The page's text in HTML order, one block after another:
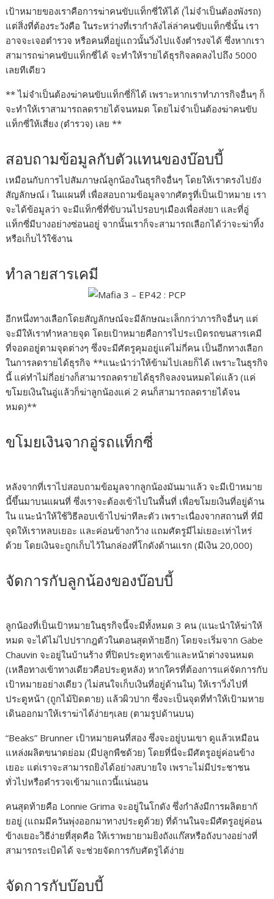
เป้าหมายของเราคือการฆ่าคนขับแท็กซี่ให้ได้ (ไม่จำเป็นต้องพังรถ)
แต่สิ่งที่ต้องระวังคือ ในระหว่างที่เรากำลังไล่ล่าคนขับแท็กซี่นั้น เรา
อาจจะเจอตำรวจ หรือคนที่อยู่แถวนั้นวิ่งไปแจ้งตำรงจได้ ซึ่งหากเรา
สามารถฆ่าคนขับแท็กซี่ได้ จะทำให้รายได้ธุรกิจลดลงไปถึง 5000
เลยทีเดียว
** ไม่จำเป็นต้องฆ่าคนขับแท็กซี่ก็ได้ เพราะหากเราทำภารกิจอื่นๆ ก็
จะทำให้เราสามารถลดรายได้จนหมด โดยไม่จำเป็นต้องฆ่าคนขับ
แท็กซี่ให้เสี่ยง (ตำรวจ) เลย **
สอบถามข้อมูลกับตัวแทนของบ๊อบบี้
เหมือนกับการไปสัมภาษณ์ลูกน้องในธุรกิจอื่นๆ โดยให้เราตรงไปยัง
สัญลักษณ์ i ในแผนที่ เพื่อสอบถามข้อมูลจากศัตรูที่เป็นเป้าหมาย เรา
จะได้ข้อมูลว่า จะมีแท็กซี่ที่ขับวนไปรอบๆเมืองเพื่อส่งยา และที่อู่
แท็กซี่มีบางอย่างซ่อนอยู่ จากนั้นเราก็จะสามารถเลือกได้ว่าจะฆ่าทิ้ง
หรือเก็บไว้ใช้งาน
ทำลายสารเคมี
อีกหนึ่งทางเลือกโดยสัญลักษณ์จะมีลักษณะเล็กกว่าภารกิจอื่นๆ แต่
จะมีให้เราทำหลายจุด โดยเป้าหมายคือการไประเบิดรถขนสารเคมี
ที่จอดอยู่ตามจุดต่างๆ ซึ่งจะมีศัตรูคุมอยู่แค่ไม่กี่คน เป็นอีกทางเลือก
ในการลดรายได้ธุรกิจ **แนะนำว่าให้ข้ามไปเลยก็ได้ เพราะในธุรกิจ
นี้ แค่ทำไม่กี่อย่างก็สามารถลดรายได้ธุรกิจลงจนหมดได่แล้ว (แค่
ขโมยเงินในอู่แล้วก็ฆ่าลูกน้องแค่ 2 คนก็สามารถลดรายได้จน
หมด)**
ขโมยเงินจากอู่รถแท็กซี่
หลังจากที่เราไปสอบถามข้อมูลจากลูกน้องมันมาแล้ว จะมีเป้าหมาย
นี้ขึ้นมาบนแผนที่ ซึ่งเราจะต้องเข้าไปในพื้นที่ เพื่อขโมยเงินที่อยู่ด้าน
ใน แนะนำให้ใช้วิธีลอบเข้าไปฆ่าทีละตัว เพราะเนื่องจากสถานที่ ที่มี
จุดให้เราหลบเยอะ และค่อนข้างกว้าง แถมศัตรูมีไม่เยอะเท่าไหร่
ด้วย โดยเงินจะถูกเก็บไว้ในกล่องที่โกดังด้านแรก (มีเงิน 20,000)
จัดการกับลูกน้องของบ๊อบบี้
ลูกน้องที่เป็นเป้าหมายในธุรกิจนี้จะมีทั้งหมด 3 คน (แนะนำให้ฆ่าให้
หมด จะได้ไม่ไปปรากฎตัวในตอนสุดท้ายอีก) โดยจะเริ่มจาก Gabe
Chauvin จะอยู่ในบ้านร้าง ที่ปิดประตูทางเข้าและหน้าต่างจนหมด
(เหลือทางเข้าทางเดียวคือประตูหลัง) หากใครที่ต้องการแค่จัดการกับ
เป้าหมายอย่างเดียว (ไม่สนใจเก็บเงินที่อยู่ด้านใน) ให้เราวิ่งไปที่
ประตูหน้า (ถูกไม้ปิดตาย) แล้วผิวปาก ซึ่งจะเป็นจุดที่ทำให้เป้ามหาย
เดินออกมาให้เราฆ่าได้ง่ายๆเลย (ตามรูปด้านบน)
“Beaks” Brunner เป้าหมายคนที่สอง ซึ่งจะอยู่บนเขา ดูแล้วเหมือน
แหล่งผลิตขนาดย่อม (มีปลูกพืชด้วย) โดยที่นี่จะมีศัตรูอยู่ค่อนข้าง
เยอะ แต่เราจะสามารถยิงได้อย่างสบายใจ เพราะไม่มีประชาชน
ทั่วไปหรือตำรวจเข้ามาแถวนี้แน่นอน
คนสุดท้ายคือ Lonnie Grima จะอยู่ในโกดัง ซึ่งกำลังมีการผลิตยากั
ยอยู่ (แถมมีควันพุ่งออกมาทางประตูด้วย) ที่ด้านในจะมีศัตรูอยู่ค่อน
ข้างเยอะวิธีง่ายที่สุดคือ ให้เราพยายามยิงถังแก๊สหรือถังบางอย่างที่
สามารถระเบิดได้ จะช่วยจัดการกับศัตรูได้ง่าย
จัดการกับบ๊อบบี้